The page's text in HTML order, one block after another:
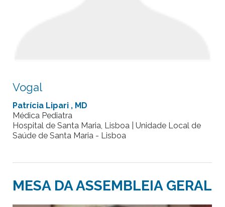
Vogal
Patrícia Lipari , MD
Médica Pediatra
Hospital de Santa Maria, Lisboa | Unidade Local de
Saúde de Santa Maria - Lisboa
MESA DA ASSEMBLEIA GERAL